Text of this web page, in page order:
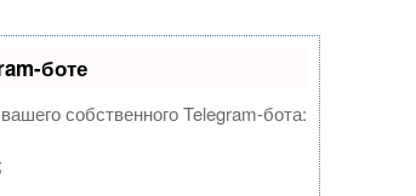
боте
собственного Telegram-бота: